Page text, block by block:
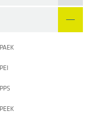
PAEK
PEI
PPS
PEEK